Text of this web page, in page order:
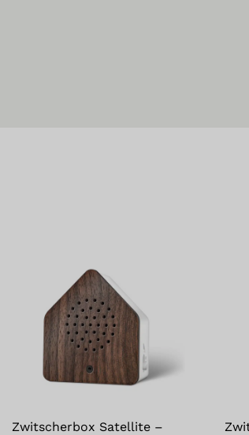
Zwitscherbox Satellite –